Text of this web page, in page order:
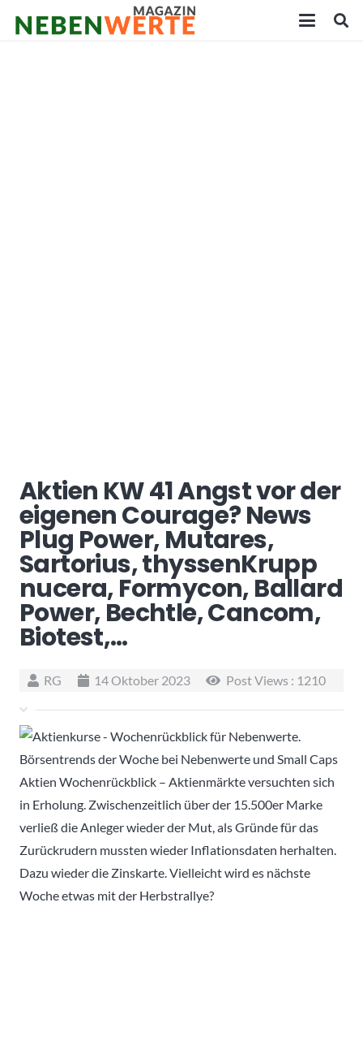
Aktien KW 41 Angst vor der
eigenen Courage? News
Plug Power, Mutares,
Sartorius, thyssenKrupp
nucera, Formycon, Ballard
Power, Bechtle, Cancom,
Biotest,…
RG 14 Oktober 2023 Post Views : 1210
Aktien Wochenrückblick – Aktienmärkte versuchten sich
in Erholung. Zwischenzeitlich über der 15.500er Marke
verließ die Anleger wieder der Mut, als Gründe für das
Zurückrudern mussten wieder Inflationsdaten herhalten.
Dazu wieder die Zinskarte. Vielleicht wird es nächste
Woche etwas mit der Herbstrallye?